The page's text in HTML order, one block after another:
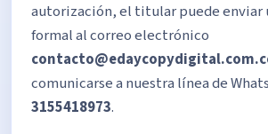
autorización, el titular puede enviar
formal al correo electrónico
comunicarse a nuestra línea de
3155418973.